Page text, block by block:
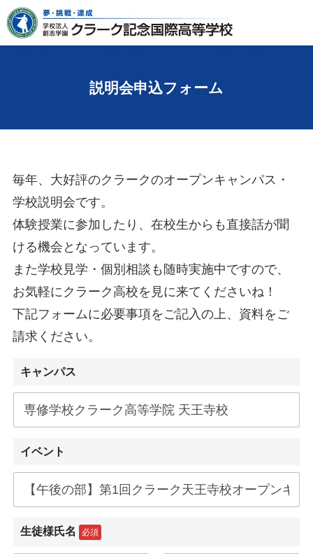
説明会申込フォーム
毎年、大好評のクラークのオープンキャンパス・
学校説明会です。
体験授業に参加したり、在校生からも直接話が聞
ける機会となっています。
また学校見学・個別相談も随時実施中ですので、
お気軽にクラーク高校を見に来てくださいね！
下記フォームに必要事項をご記入の上、資料をご
請求ください。
キャンパス
イベント
生徒様氏名 必須